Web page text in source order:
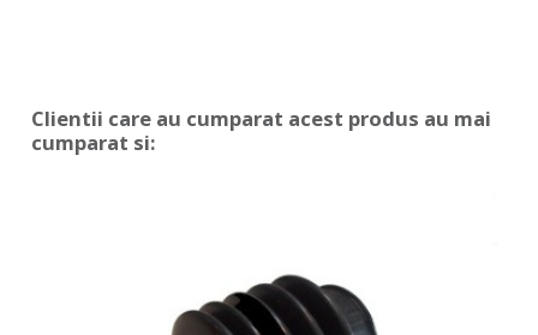
Clientii care au cumparat acest produs au mai
cumparat si: